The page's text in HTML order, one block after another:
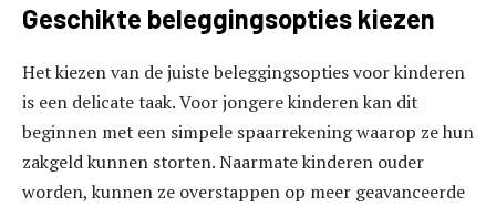
Geschikte beleggingsopties kiezen
Het kiezen van de juiste beleggingsopties voor kinderen
is een delicate taak. Voor jongere kinderen kan dit
beginnen met een simpele spaarrekening waarop ze hun
zakgeld kunnen storten. Naarmate kinderen ouder
worden, kunnen ze overstappen op meer geavanceerde